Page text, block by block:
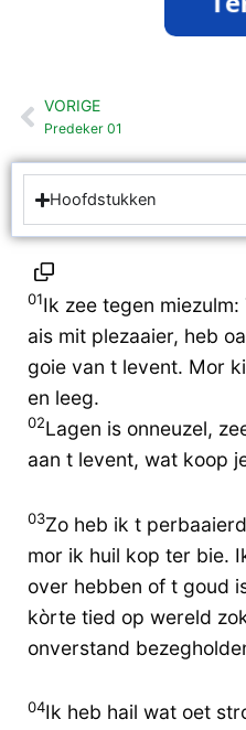
Vorige
VORIGE
Predeker 01
Hoofdstukken
01Ik zee tegen
ais mit plezaaier, heb
goie van t levent. Mor
en leeg.
02Lagen is onneuzel,
aan t levent, wat koop
03Zo heb ik t
mor ik huil kop ter bie.
over hebben of t goud
kòrte tied op wereld
onverstand
04Ik heb hail wat oet